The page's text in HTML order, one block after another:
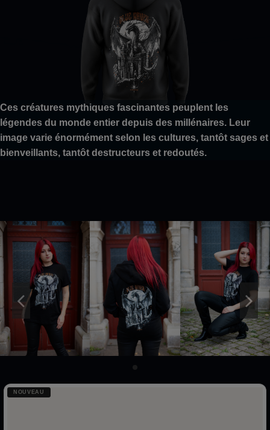
Ces créatures mythiques fascinantes peuplent les
légendes du monde entier depuis des millénaires. Leur
image varie énormément selon les cultures, tantôt sages et
bienveillants, tantôt destructeurs et redoutés.
NOUVEAU